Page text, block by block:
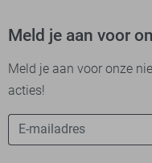
Meld je aan voor
Meld je aan voor onze
acties!